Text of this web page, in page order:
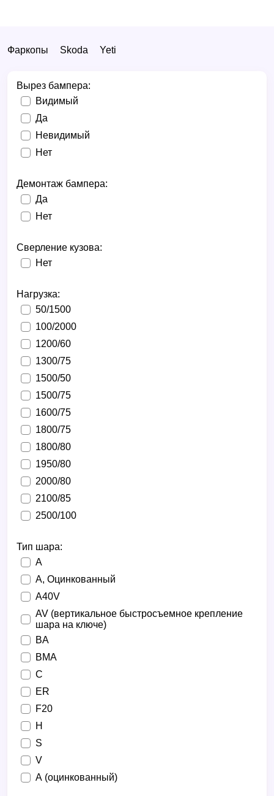
Фаркопы Skoda Yeti
Вырез бампера:
Видимый
Да
Невидимый
Нет
Демонтаж бампера:
Да
Нет
Сверление кузова:
Нет
Нагрузка:
50/1500
100/2000
1200/60
1300/75
1500/50
1500/75
1600/75
1800/75
1800/80
1950/80
2000/80
2100/85
2500/100
Тип шара:
A
A, Оцинкованный
A40V
AV (вертикальное быстросъемное крепление
шара на ключе)
BA
BMA
C
ER
F20
H
S
V
А (оцинкованный)